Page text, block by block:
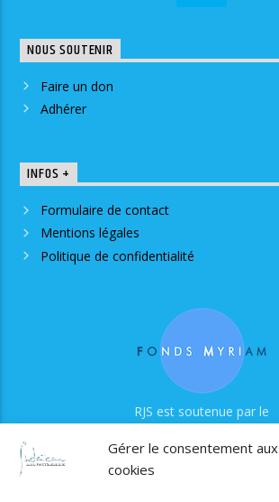
Gérer le consentement aux
cookies
NOUS SOUTENIR
Faire un don
Adhérer
INFOS +
Formulaire de contact
Mentions légales
Politique de confidentialité
RJS est soutenue par le